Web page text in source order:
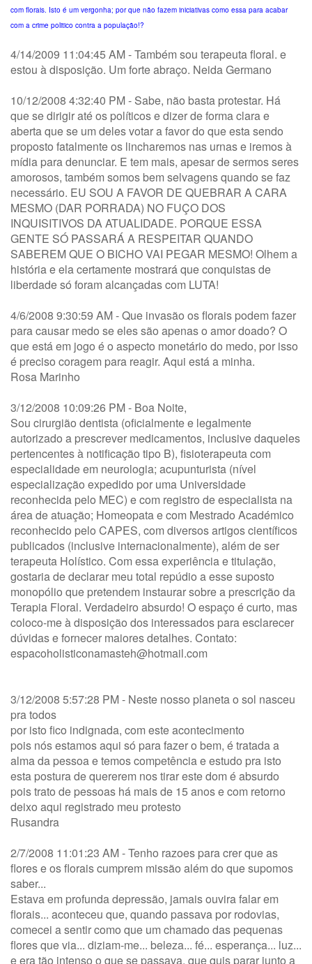
com florais. Isto é um vergonha; por que não fazem iniciativas como essa para acabar
com a crime politico contra a população!?
4/14/2009 11:04:45 AM - Também sou terapeuta floral. e
estou à disposição. Um forte abraço. Neida Germano
10/12/2008 4:32:40 PM - Sabe, não basta protestar. Há
que se dirigir até os políticos e dizer de forma clara e
aberta que se um deles votar a favor do que esta sendo
proposto fatalmente os lincharemos nas urnas e iremos à
mídia para denunciar. E tem mais, apesar de sermos seres
amorosos, também somos bem selvagens quando se faz
necessário. EU SOU A FAVOR DE QUEBRAR A CARA
MESMO (DAR PORRADA) NO FUÇO DOS
INQUISITIVOS DA ATUALIDADE. PORQUE ESSA
GENTE SÓ PASSARÁ A RESPEITAR QUANDO
SABEREM QUE O BICHO VAI PEGAR MESMO! Olhem a
história e ela certamente mostrará que conquistas de
liberdade só foram alcançadas com LUTA!
4/6/2008 9:30:59 AM - Que invasão os florais podem fazer
para causar medo se eles são apenas o amor doado? O
que está em jogo é o aspecto monetário do medo, por isso
é preciso coragem para reagir. Aqui está a minha.
Rosa Marinho
3/12/2008 10:09:26 PM - Boa Noite,
Sou cirurgião dentista (oficialmente e legalmente
autorizado a prescrever medicamentos, inclusive daqueles
pertencentes à notificação tipo B), fisioterapeuta com
especialidade em neurologia; acupunturista (nível
especialização expedido por uma Universidade
reconhecida pelo MEC) e com registro de especialista na
área de atuação; Homeopata e com Mestrado Académico
reconhecido pelo CAPES, com diversos artigos científicos
publicados (inclusive internacionalmente), além de ser
terapeuta Holístico. Com essa experiência e titulação,
gostaria de declarar meu total repúdio a esse suposto
monopólio que pretendem instaurar sobre a prescrição da
Terapia Floral. Verdadeiro absurdo! O espaço é curto, mas
coloco-me à disposição dos interessados para esclarecer
dúvidas e fornecer maiores detalhes. Contato:
espacoholisticonamasteh@hotmail.com
3/12/2008 5:57:28 PM - Neste nosso planeta o sol nasceu
pra todos
por isto fico indignada, com este acontecimento
pois nós estamos aqui só para fazer o bem, é tratada a
alma da pessoa e temos competência e estudo pra isto
esta postura de quererem nos tirar este dom é absurdo
pois trato de pessoas há mais de 15 anos e com retorno
deixo aqui registrado meu protesto
Rusandra
2/7/2008 11:01:23 AM - Tenho razoes para crer que as
flores e os florais cumprem missão além do que supomos
saber...
Estava em profunda depressão, jamais ouvira falar em
florais... aconteceu que, quando passava por rodovias,
comecei a sentir como que um chamado das pequenas
flores que via... diziam-me... beleza... fé... esperança... luz...
e era tão intenso o que se passava, que quis parar junto a